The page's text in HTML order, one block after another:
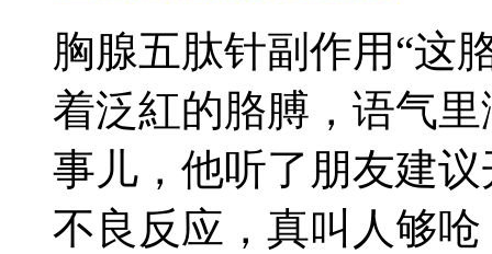
胸腺五肽针副作用“这
着泛紅的胳膊，语气
事儿，他听了朋友建
不良反应，真叫人够呛